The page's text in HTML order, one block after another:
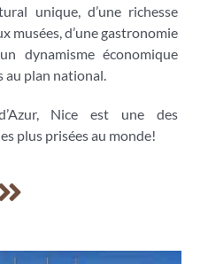
unique, d’une richesse
musées, d’une gastronomie
dynamisme économique
au plan national.
Nice est une des
plus prisées au monde!